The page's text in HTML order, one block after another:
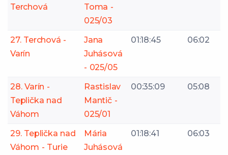
Terchová
Toma -
025/03
27. Terchová -
Varín
Jana
Juhásová
- 025/05
01:18:45 06:02
28. Varín -
Teplička nad
Váhom
Rastislav
Mantič -
025/01
00:35:09 05:08
29. Teplička nad
Váhom - Turie
Mária
Juhásová
01:18:41 06:03